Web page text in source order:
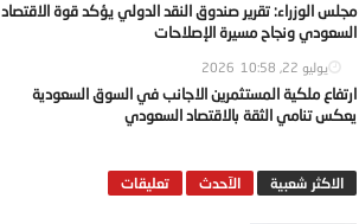
مجلس الوزراء: تقرير صندوق النقد الدولي يؤكد قوة الاقتصاد
السعودي ونجاح مسيرة الإصلاحات
يوليو 22, 2026 10:58
ارتفاع ملكية المستثمرين الاجانب في السوق السعودية
يعكس تنامي الثقة بالاقتصاد السعودي
الاكثر شعبية الآحدث تعليقات